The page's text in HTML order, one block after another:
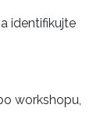
identifikujte
workshopu,